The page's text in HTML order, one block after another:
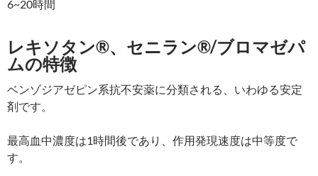
6~20時間
レキソタン®、セニラン®/ブロマゼパ
ムの特徴
ベンゾジアゼピン系抗不安薬に分類される、いわゆる安定
剤です。
最高血中濃度は1時間後であり、作用発現速度は中等度で
す。